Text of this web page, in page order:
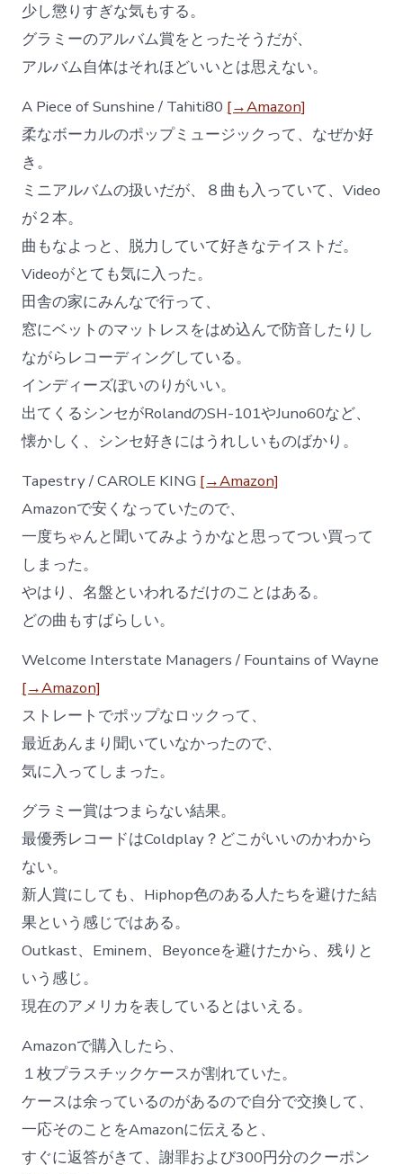
少し懲りすぎな気もする。
グラミーのアルバム賞をとったそうだが、
アルバム自体はそれほどいいとは思えない。
A Piece of Sunshine / Tahiti80 [→Amazon]
柔なボーカルのポップミュージックって、なぜか好
き。
ミニアルバムの扱いだが、８曲も入っていて、Video
が２本。
曲もなよっと、脱力していて好きなテイストだ。
Videoがとても気に入った。
田舎の家にみんなで行って、
窓にベットのマットレスをはめ込んで防音したりし
ながらレコーディングしている。
インディーズぽいのりがいい。
出てくるシンセがRolandのSH-101やJuno60など、
懐かしく、シンセ好きにはうれしいものばかり。
Tapestry / CAROLE KING [→Amazon]
Amazonで安くなっていたので、
一度ちゃんと聞いてみようかなと思ってつい買って
しまった。
やはり、名盤といわれるだけのことはある。
どの曲もすばらしい。
Welcome Interstate Managers / Fountains of Wayne
[→Amazon]
ストレートでポップなロックって、
最近あんまり聞いていなかったので、
気に入ってしまった。
グラミー賞はつまらない結果。
最優秀レコードはColdplay？どこがいいのかわから
ない。
新人賞にしても、Hiphop色のある人たちを避けた結
果という感じではある。
Outkast、Eminem、Beyonceを避けたから、残りと
いう感じ。
現在のアメリカを表しているとはいえる。
Amazonで購入したら、
１枚プラスチックケースが割れていた。
ケースは余っているのがあるので自分で交換して、
一応そのことをAmazonに伝えると、
すぐに返答がきて、謝罪および300円分のクーポン